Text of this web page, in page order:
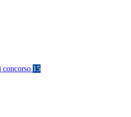
concorso 15